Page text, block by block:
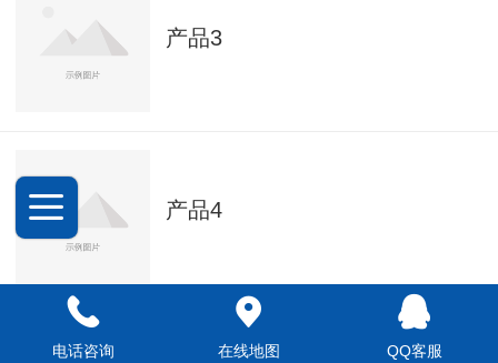
产品3
产品4
电话咨询 在线地图 QQ客服